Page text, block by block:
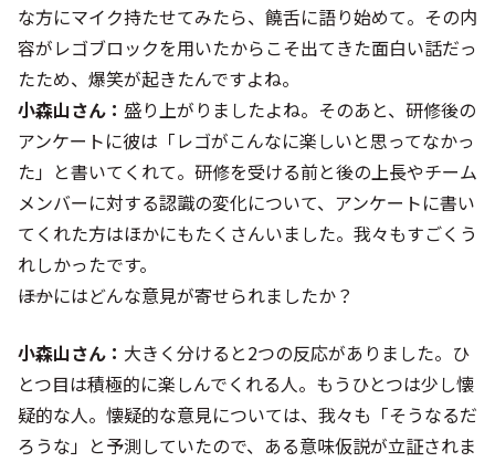
な方にマイク持たせてみたら、饒舌に語り始めて。その内
容がレゴブロックを用いたからこそ出てきた面白い話だっ
たため、爆笑が起きたんですよね。
小森山さん： 盛り上がりましたよね。そのあと、研修後の
アンケートに彼は「レゴがこんなに楽しいと思ってなかっ
た」と書いてくれて。研修を受ける前と後の上長やチーム
メンバーに対する認識の変化について、アンケートに書い
てくれた方はほかにもたくさんいました。我々もすごくう
れしかったです。
――ほかにはどんな意見が寄せられましたか？
小森山さん： 大きく分けると2つの反応がありました。ひ
とつ目は積極的に楽しんでくれる人。もうひとつは少し懐
疑的な人。懐疑的な意見については、我々も「そうなるだ
ろうな」と予測していたので、ある意味仮説が立証されま